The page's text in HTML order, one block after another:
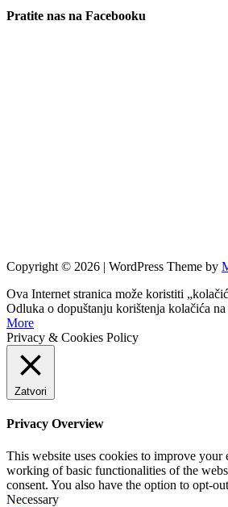
Pratite nas na Facebooku
Copyright © 2026 | WordPress Theme by
Ova Internet stranica može koristiti
Odluka o dopuštanju korištenja kolačića
More
Privacy & Cookies Policy
Zatvori
Privacy Overview
This website uses cookies to improve your
working of basic functionalities of the
consent. You also have the option to opt-
Necessary